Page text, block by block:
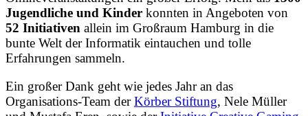
Jugendliche und Kinder konnten in Angeboten von
52 Initiativen allein im Großraum Hamburg in die
bunte Welt der Informatik eintauchen und tolle
Erfahrungen sammeln.
Ein großer Dank geht wie jedes Jahr an das
Organisations-Team derKörber Stiftung, Nele Müller